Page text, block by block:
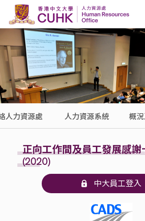
Skip to
人力資源處 人力資源系統 概
正向工作間及員工發展感謝
(2020)
中大員工登入